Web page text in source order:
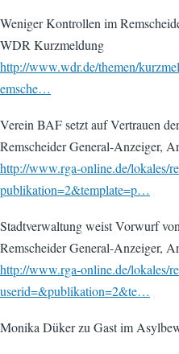
Weniger Kontrollen im
WDR Kurzmeldung
http://www.wdr.de/themen/
emsche…
Verein BAF setzt auf Vertrauen
Remscheider General-Anzeiger,
http://www.rga-online.de/lokales/
publikation=2&template=p…
Stadtverwaltung weist Vorwurf
Remscheider General-Anzeiger,
http://www.rga-online.de/lokales/
userid=&publikation=2&te…
Monika Düker zu Gast im